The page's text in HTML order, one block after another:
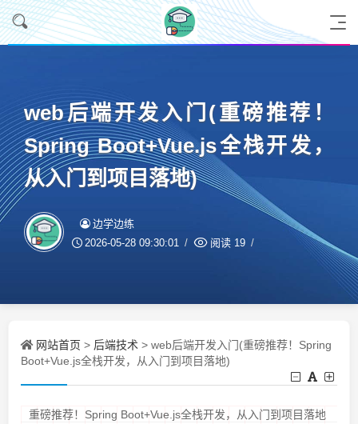
web后端开发入门(重磅推荐！
Spring Boot+Vue.js全栈开发，
从入门到项目落地)
边学边练
2026-05-28 09:30:01 阅读 19
网站首页 > 后端技术 > web后端开发入门(重磅推荐！Spring
Boot+Vue.js全栈开发，从入门到项目落地)
重磅推荐！Spring Boot+Vue.js全栈开发，从入门到项目落地